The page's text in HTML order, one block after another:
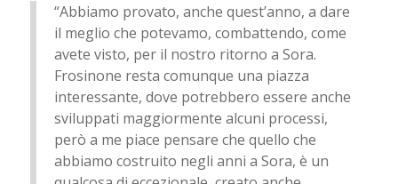
“Abbiamo provato, anche quest’anno, a dare
il meglio che potevamo, combattendo, come
avete visto, per il nostro ritorno a Sora.
Frosinone resta comunque una piazza
interessante, dove potrebbero essere anche
sviluppati maggiormente alcuni processi,
però a me piace pensare che quello che
abbiamo costruito negli anni a Sora, è un